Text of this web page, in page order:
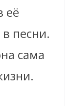
её
песни.
сама